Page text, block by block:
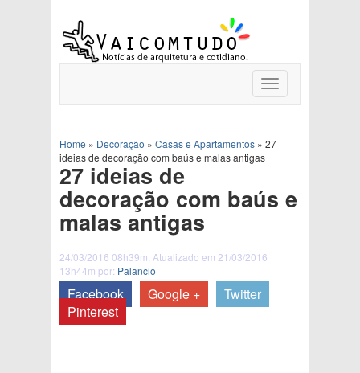
Toggle
navigation
Home » Decoração » Casas e Apartamentos » 27
ideias de decoração com baús e malas antigas
27 ideias de
decoração com baús e
malas antigas
24/03/2016 08h39m. Atualizado em 21/03/2016
13h44m por: Palancio
Facebook Google +
Twitter
Pinterest